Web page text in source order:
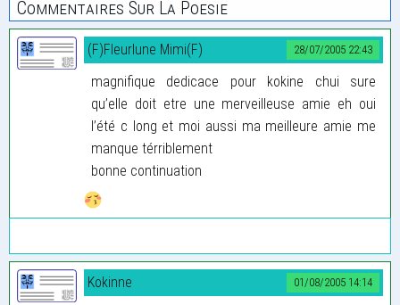
Commentaires Sur La Poesie
28/07/2005 22:43
(F)Fleurlune Mimi(F)
magnifique dedicace pour kokine chui sure
qu’elle doit etre une merveilleuse amie eh oui
l’été c long et moi aussi ma meilleure amie me
manque térriblement
bonne continuation
01/08/2005 14:14
Kokinne